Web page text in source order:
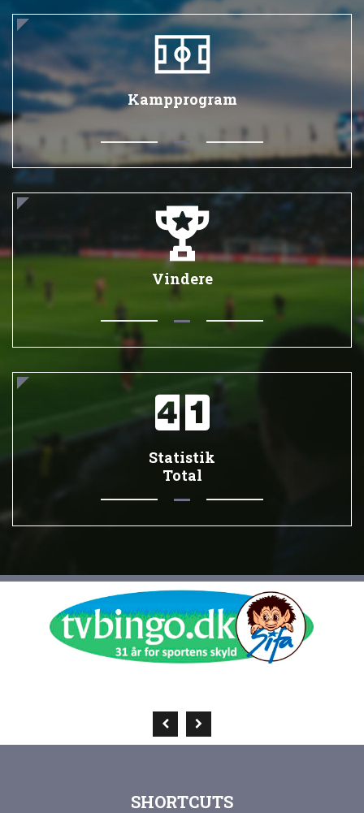
Kampprogram
Vindere
Statistik
Total
SHORTCUTS